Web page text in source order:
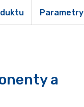
Parametry
a